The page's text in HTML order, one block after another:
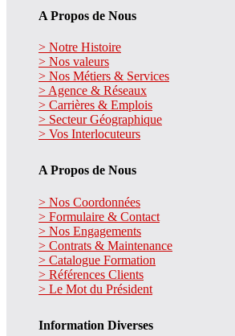
A Propos de Nous
> Notre Histoire
> Nos valeurs
> Nos Métiers & Services
> Agence & Réseaux
> Carrières & Emplois
> Secteur Géographique
> Vos Interlocuteurs
A Propos de Nous
> Nos Coordonnées
> Formulaire & Contact
> Nos Engagements
> Contrats & Maintenance
> Catalogue Formation
> Références Clients
> Le Mot du Président
Information Diverses